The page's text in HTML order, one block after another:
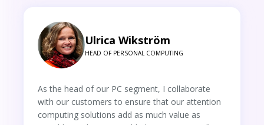
Ulrica Wikström
HEAD OF PERSONAL COMPUTING
As the head of our PC segment, I collaborate
with our customers to ensure that our attention
computing solutions add as much value as